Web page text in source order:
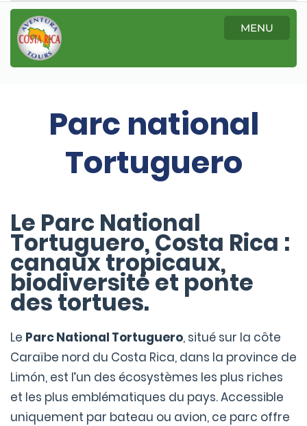
MENU
Parc national
Tortuguero
Le Parc National
Tortuguero, Costa Rica :
canaux tropicaux,
biodiversité et ponte
des tortues.
Le Parc National Tortuguero, situé sur la côte
Caraïbe nord du Costa Rica, dans la province de
Limón, est l’un des écosystèmes les plus riches
et les plus emblématiques du pays. Accessible
uniquement par bateau ou avion, ce parc offre